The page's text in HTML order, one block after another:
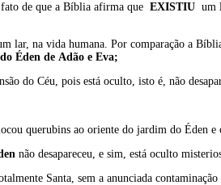
de que a Bíblia afirma que EXISTIU um
lar, na vida humana. Por comparação a
Éden de Adão e Eva;
do Céu, pois está oculto, isto é, não
querubins ao oriente do jardim do Éden
não desapareceu, e sim, está oculto
Santa, sem a anunciada contaminação